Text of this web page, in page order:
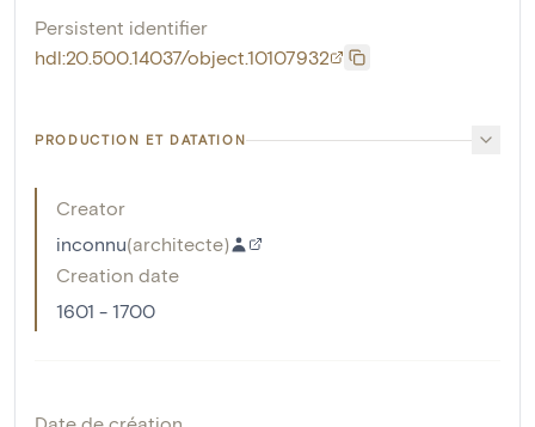
Persistent identifier
hdl:20.500.14037/object.10107932
PRODUCTION ET DATATION
Creator
inconnu(architecte)
Creation date
1601 - 1700